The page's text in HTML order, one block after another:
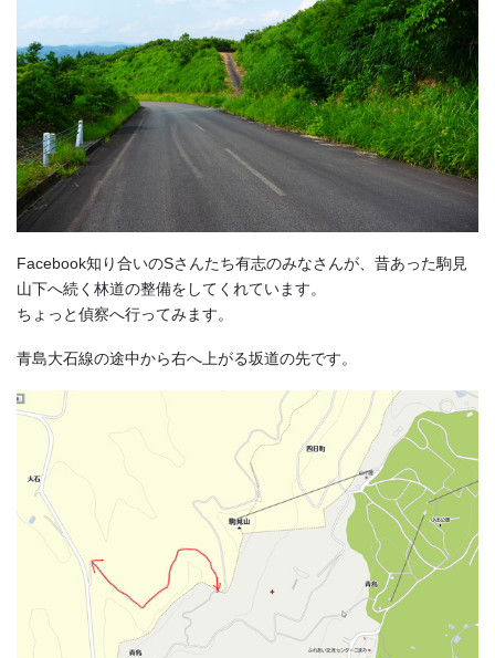
Facebook知り合いのSさんたち有志のみなさんが、昔あった駒見
山下へ続く林道の整備をしてくれています。
ちょっと偵察へ行ってみます。
青島大石線の途中から右へ上がる坂道の先です。